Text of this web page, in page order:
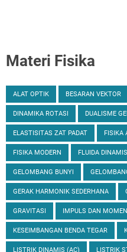
Materi Fisika
ALAT OPTIK BESARAN VEKTOR
DINAMIKA ROTASI DUALISME
ELASTISITAS ZAT PADAT FISIKA
FISIKA MODERN FLUIDA DINAMIS
GELOMBANG BUNYI
GERAK HARMONIK SEDERHANA
GRAVITASI IMPULS DAN
KESEIMBANGAN BENDA TEGAR
LISTRIK DINAMIS (AC) LISTRIK